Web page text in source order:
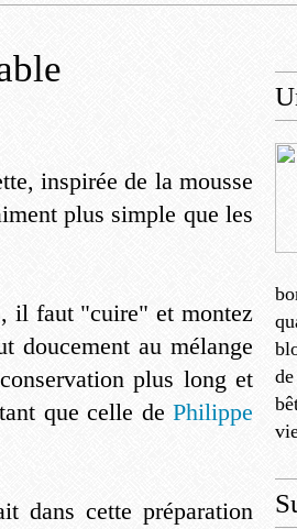
inspirée de la mousse
plus simple que les
il faut "cuire" et montez
doucement au mélange
plus long et
que celle de Philippe
dans cette préparation